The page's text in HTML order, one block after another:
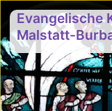
Evangelische
Malstatt-